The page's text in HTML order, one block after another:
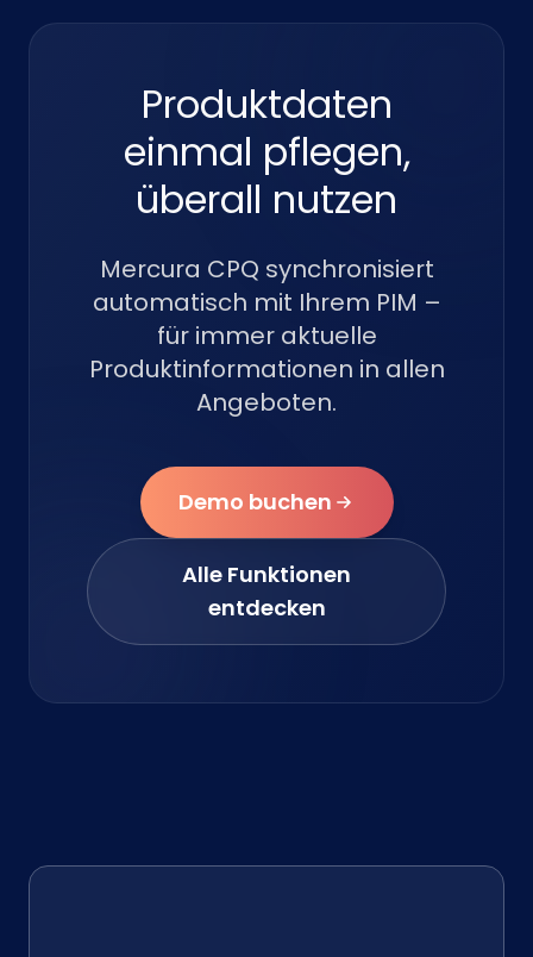
Produktdaten
einmal pflegen,
überall nutzen
Mercura CPQ synchronisiert
automatisch mit Ihrem PIM –
für immer aktuelle
Produktinformationen in allen
Angeboten.
Demo buchen
Alle Funktionen
entdecken